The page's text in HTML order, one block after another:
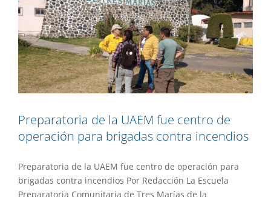
Preparatoria de la UAEM fue centro de
operación para brigadas contra incendios
Preparatoria de la UAEM fue centro de operación para
brigadas contra incendios Por Redacción La Escuela
Preparatoria Comunitaria de Tres Marías de la